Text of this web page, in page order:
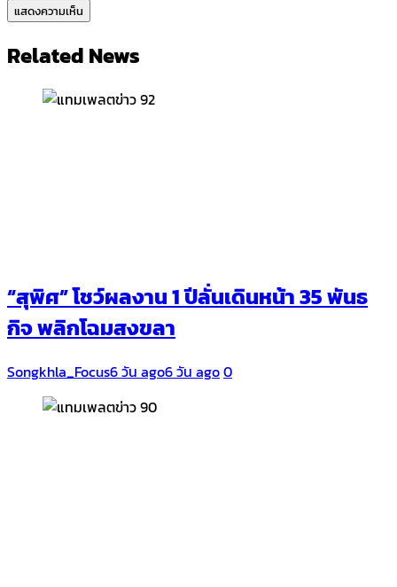
Related News
“สุพิศ” โชว์ผลงาน 1 ปีลั่นเดินหน้า 35 พันธ
กิจ พลิกโฉมสงขลา
Songkhla_Focus6 วัน ago6 วัน ago0